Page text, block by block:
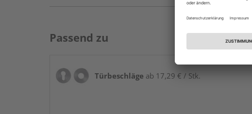
Passend zu
Türbeschläge ab 17,29 € / Stk.